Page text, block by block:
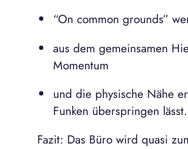
“On common grounds”
aus dem gemeinsamen
Momentum
und die physische Nähe
Funken überspringen lässt.
Fazit: Das Büro wird quasi